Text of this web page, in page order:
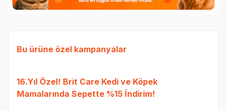
Bu ürüne özel kampanyalar
16.Yıl Özel! Brit Care Kedi ve Köpek
Mamalarında Sepette %15 İndirim!